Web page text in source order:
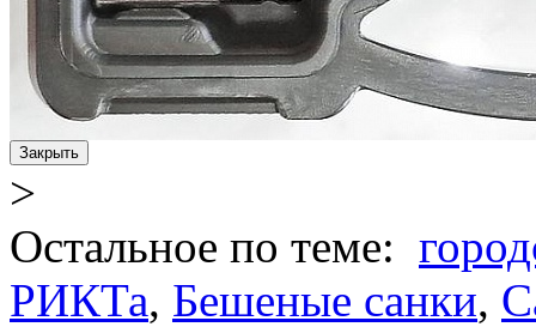
Закрыть
>
Остальное по теме:
РИКТа, Бешеные санки,